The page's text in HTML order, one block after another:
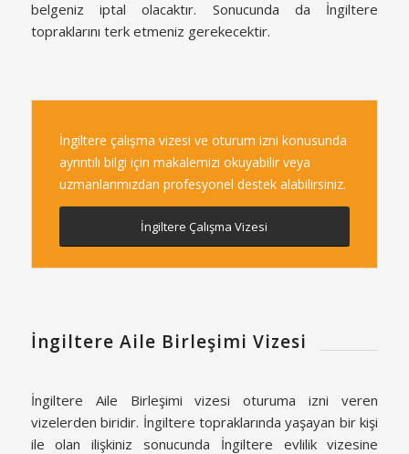
belgeniz iptal olacaktır. Sonucunda da İngiltere
topraklarını terk etmeniz gerekecektir.
İngiltere çalışma vizesi ve oturum izni konusunda
ayrıntılı bilgi için makalemizi okuyabilir veya
uzmanlarımızdan profesyonel destek alabilirsiniz.
İngiltere Çalışma Vizesi
İngiltere Aile Birleşimi Vizesi
İngiltere Aile Birleşimi vizesi oturuma izni veren
vizelerden biridir. İngiltere topraklarında yaşayan bir kişi
ile olan ilişkiniz sonucunda İngiltere evlilik vizesine